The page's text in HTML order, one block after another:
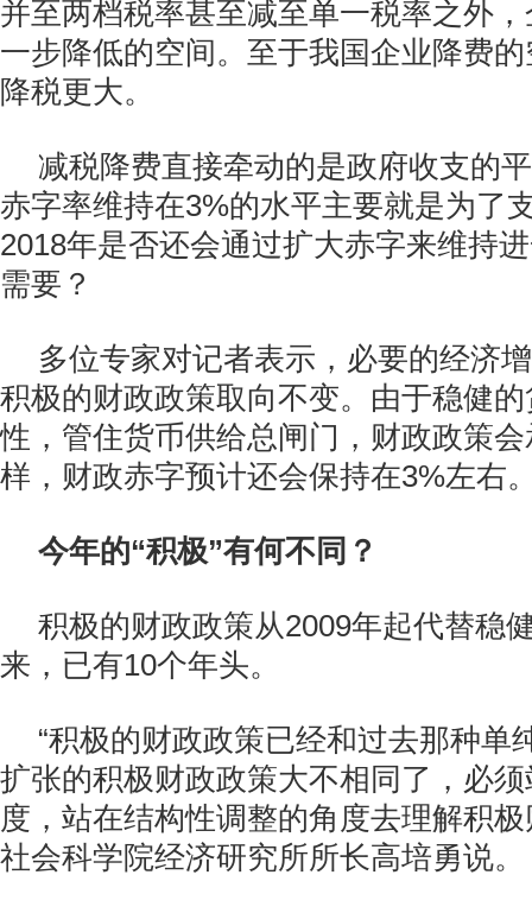
并至两档税率甚至减至单一税率之外
一步降低的空间。至于我国企业降费
降税更大。
减税降费直接牵动的是政府收支的
赤字率维持在3%的水平主要就是为了
2018年是否还会通过扩大赤字来维持
需要？
多位专家对记者表示，必要的经济
积极的财政政策取向不变。由于稳健
性，管住货币供给总闸门，财政政策
样，财政赤字预计还会保持在3%左右
今年的“积极”有何不同？
积极的财政政策从2009年起代替稳
来，已有10个年头。
“积极的财政政策已经和过去那种单
扩张的积极财政政策大不相同了，必
度，站在结构性调整的角度去理解积
社会科学院经济研究所所长高培勇说。